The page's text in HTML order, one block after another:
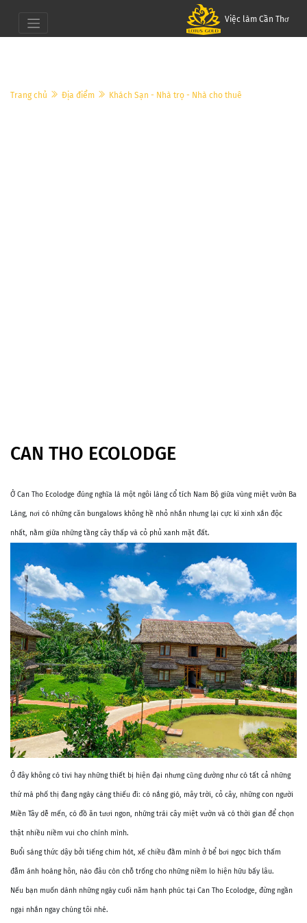
Việc làm Cần Thơ
Trang chủ Địa điểm Khách Sạn - Nhà trọ - Nhà cho thuê
CAN THO ECOLODGE
Ở Can Tho Ecolodge đúng nghĩa là một ngôi làng cổ tích Nam Bộ giữa vùng miệt vườn Ba
Láng, nơi có những căn bungalows không hề nhỏ nhắn nhưng lại cực kì xinh xắn độc
nhất, nằm giữa những tầng cây thấp và cỏ phủ xanh mặt đất.
Ở đây không có tivi hay những thiết bị hiện đại nhưng cũng dường như có tất cả những
thứ mà phố thị đang ngày càng thiếu đi: có nắng gió, mây trời, cỏ cây, những con người
Miền Tây dễ mến, có đồ ăn tươi ngon, những trái cây miệt vườn và có thời gian để chọn
thật nhiều niềm vui cho chính mình.
Buổi sáng thức dậy bởi tiếng chim hót, xế chiều đằm mình ở bể bơi ngọc bích thấm
đẫm ánh hoàng hôn, nào đâu còn chỗ trống cho những niềm lo hiện hữu bấy lâu.
Nếu bạn muốn dành những ngày cuối năm hạnh phúc tại Can Tho Ecolodge, đừng ngần
ngại nhắn ngay chúng tôi nhé.